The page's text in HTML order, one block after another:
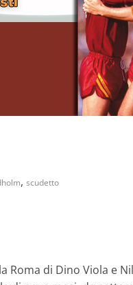
, scudetto
Roma di Dino Viola e